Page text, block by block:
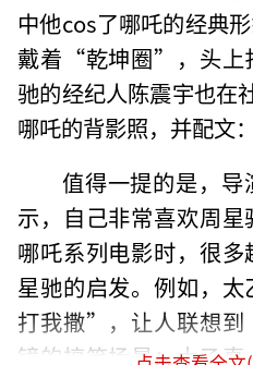
中他cos了哪吒的经典
戴着“乾坤圈”，头上
驰的经纪人陈震宇也在
哪吒的背影照，并配文
值得一提的是，
示，自己非常喜欢周
哪吒系列电影时，很
星驰的启发。例如，
打我撒”，让人联想到
镜的搞笑场景；太乙